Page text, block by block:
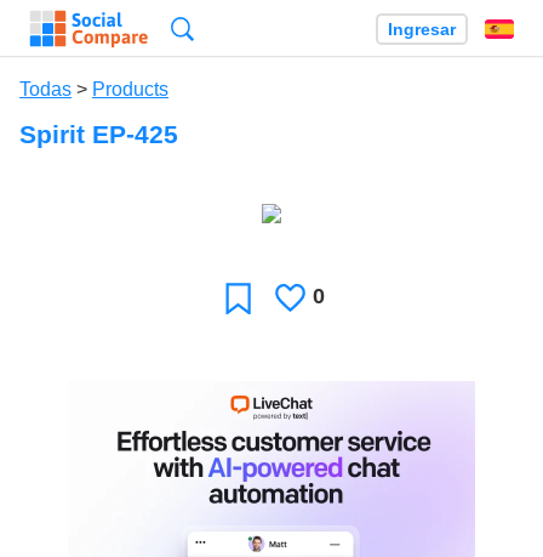
Ingresar
Todas > Products
Spirit EP-425
Favoritos
Le
0